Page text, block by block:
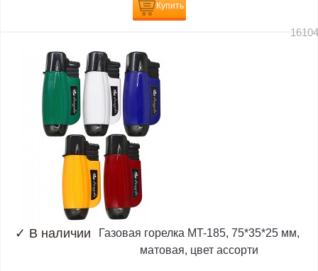
Купить
✓ В наличии
Газовая горелка MT-185, 75*35*25 мм,
матовая, цвет ассорти